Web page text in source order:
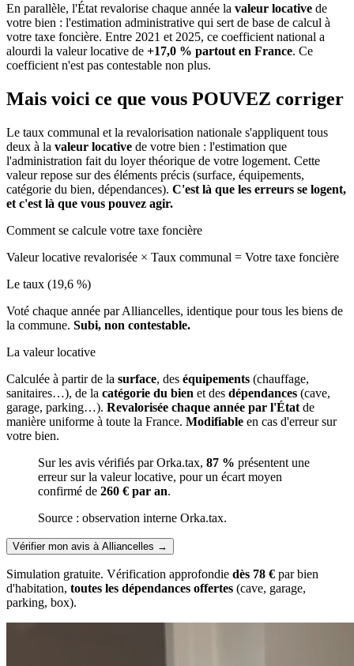
En parallèle, l'État revalorise chaque année la valeur locative de
votre bien : l'estimation administrative qui sert de base de calcul à
votre taxe foncière. Entre 2021 et 2025, ce coefficient national a
alourdi la valeur locative de +17,0 % partout en France. Ce
coefficient n'est pas contestable non plus.
Mais voici ce que vous POUVEZ corriger
Le taux communal et la revalorisation nationale s'appliquent tous
deux à la valeur locative de votre bien : l'estimation que
l'administration fait du loyer théorique de votre logement. Cette
valeur repose sur des éléments précis (surface, équipements,
catégorie du bien, dépendances). C'est là que les erreurs se logent,
et c'est là que vous pouvez agir.
Comment se calcule votre taxe foncière
Valeur locative revalorisée × Taux communal = Votre taxe foncière
Le taux (19,6 %)
Voté chaque année par Alliancelles, identique pour tous les biens de
la commune. Subi, non contestable.
La valeur locative
Calculée à partir de la surface, des équipements (chauffage,
sanitaires…), de la catégorie du bien et des dépendances (cave,
garage, parking…). Revalorisée chaque année par l'État de
manière uniforme à toute la France. Modifiable en cas d'erreur sur
votre bien.
Sur les avis vérifiés par Orka.tax, 87 % présentent une
erreur sur la valeur locative, pour un écart moyen
confirmé de 260 € par an.
Source : observation interne Orka.tax.
Vérifier mon avis à Alliancelles →
Simulation gratuite. Vérification approfondie dès 78 € par bien
d'habitation, toutes les dépendances offertes (cave, garage,
parking, box).